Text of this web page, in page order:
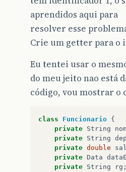
aprendidos aqui para
resolver esse
Crie um getter para o
Eu tentei usar o
do meu jeito nao está
código, vou mostrar o
class Funcionario {
private String
private String
private double
private Data
private String rg ;